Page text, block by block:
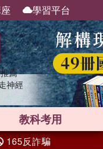
學習平台
薦
神經
教科考用
165反詐騙